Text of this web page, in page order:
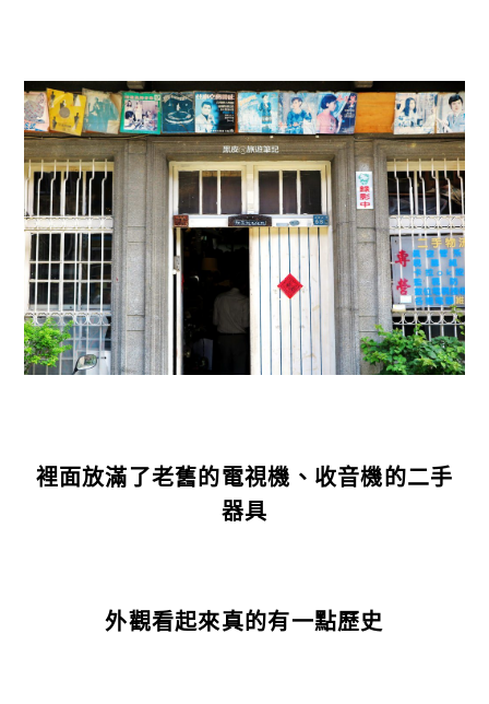
裡面放滿了老舊的電視機、收音機的二手
器具
外觀看起來真的有一點歷史